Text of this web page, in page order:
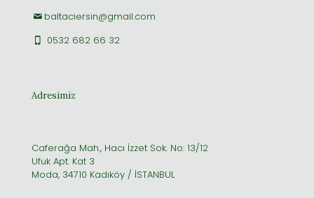
baltaciersin@gmail.com
0532 682 66 32
Adresimiz
Caferağa Mah., Hacı İzzet Sok. No: 13/12
Ufuk Apt. Kat 3
Moda, 34710 Kadıköy / İSTANBUL